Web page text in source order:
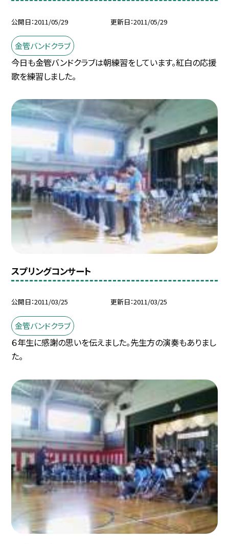
公開日 2011/05/29 更新日 2011/05/29
金管バンドクラブ
今日も金管バンドクラブは朝練習をしています。紅白の応援
歌を練習しました。
スプリングコンサート
公開日 2011/03/25 更新日 2011/03/25
金管バンドクラブ
６年生に感謝の思いを伝えました。先生方の演奏もありまし
た。